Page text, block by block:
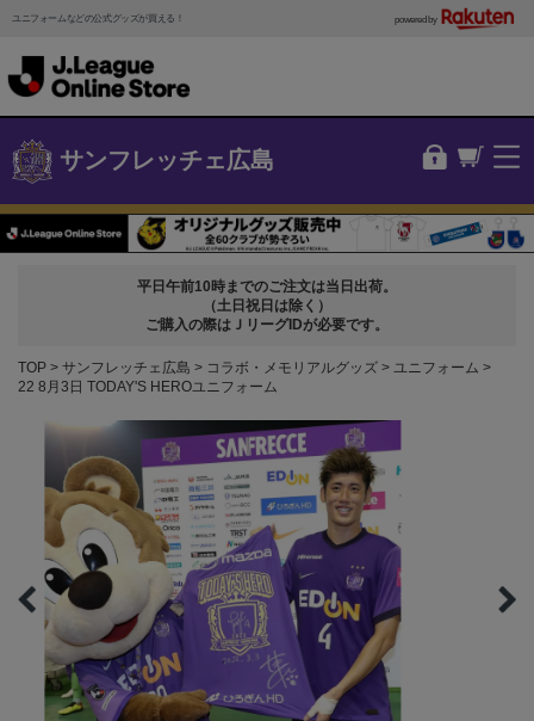
ユニフォームなどの公式グッズが買える！ powered by
サンフレッチェ広島
平日午前10時までのご注文は当日出荷。
（土日祝日は除く）
ご購入の際はＪリーグIDが必要です。
TOP サンフレッチェ広島 コラボ・メモリアルグッズ
ユニフォーム
22 8月3日 TODAY'S HEROユニフォーム